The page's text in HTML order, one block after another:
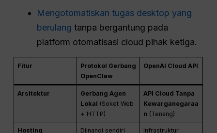
Mengotomatiskan tugas desktop yang
berulang tanpa bergantung pada
platform otomatisasi cloud pihak ketiga.
Fitur
Protokol Gerbang
OpenClaw
OpenAI Cloud API
Arsitektur
Gerbang Agen
Lokal (Soket Web
+ HTTP)
API Cloud Tanpa
Kewarganegaraa
n (Tenang)
Hosting
Diinangi sendiri
Infrastruktur